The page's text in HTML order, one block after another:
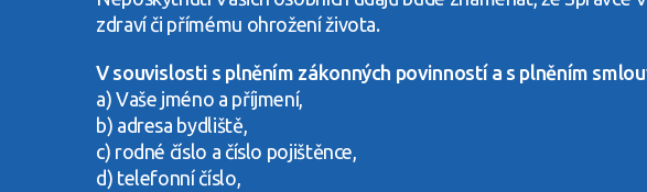
zdraví či přímému ohrožení života.
V souvislosti s plněním zákonných povinností a s plněním
a) Vaše jméno a příjmení,
b) adresa bydliště,
c) rodné číslo a číslo pojištěnce,
d) telefonní číslo,